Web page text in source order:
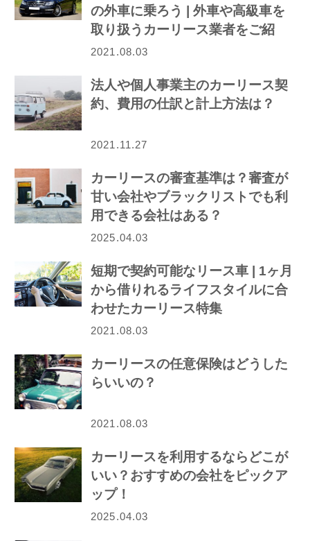
の外車に乗ろう | 外車や高級車を
取り扱うカーリース業者をご紹
介！
2021.08.03
法人や個人事業主のカーリース契
約、費用の仕訳と計上方法は？
2021.11.27
カーリースの審査基準は？審査が
甘い会社やブラックリストでも利
用できる会社はある？
2025.04.03
短期で契約可能なリース車 | 1ヶ月
から借りれるライフスタイルに合
わせたカーリース特集
2021.08.03
カーリースの任意保険はどうした
らいいの？
2021.08.03
カーリースを利用するならどこが
いい？おすすめの会社をピックア
ップ！
2025.04.03